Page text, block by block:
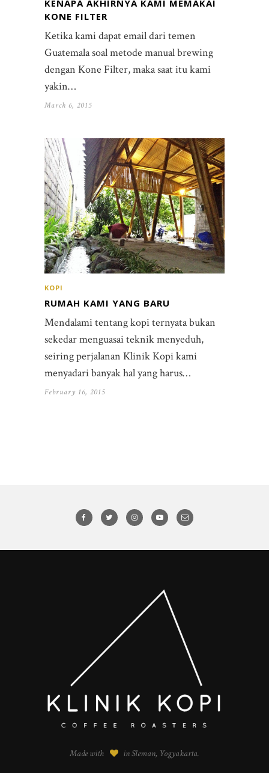
KENAPA AKHIRNYA KAMI MEMAKAI
KONE FILTER
Ketika kami dapat email dari temen
Guatemala soal metode manual brewing
dengan Kone Filter, maka saat itu kami
yakin…
March 6, 2015
KOPI
RUMAH KAMI YANG BARU
Mendalami tentang kopi ternyata bukan
sekedar menguasai teknik menyeduh,
seiring perjalanan Klinik Kopi kami
menyadari banyak hal yang harus…
February 16, 2015
Made with in Sleman, Yogyakarta.